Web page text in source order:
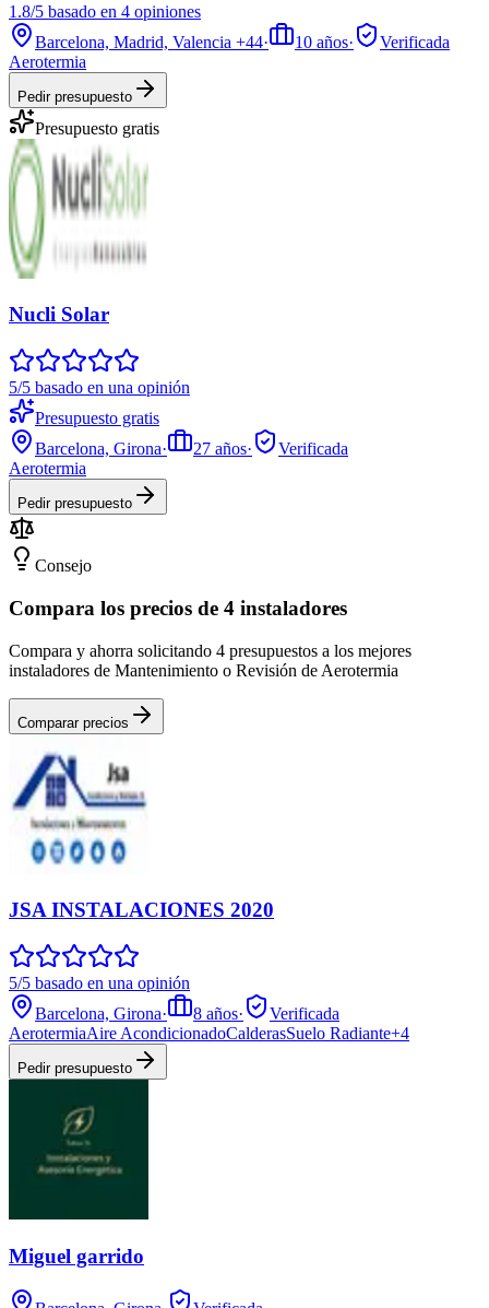
1.8/5 basado en 4 opiniones
Barcelona, Madrid, Valencia +44· 10 años·
Verificada
Aerotermia
Pedir presupuesto
Presupuesto gratis
Nucli Solar
5/5 basado en una opinión
Presupuesto gratis
Barcelona, Girona· 27 años·
Verificada
Aerotermia
Pedir presupuesto
Consejo
Compara los precios de 4 instaladores
Compara y ahorra solicitando 4 presupuestos a los mejores
instaladores de Mantenimiento o Revisión de Aerotermia
Comparar precios
JSA INSTALACIONES 2020
5/5 basado en una opinión
Barcelona, Girona· 8 años·
Verificada
AerotermiaAire AcondicionadoCalderasSuelo Radiante+4
Pedir presupuesto
Miguel garrido